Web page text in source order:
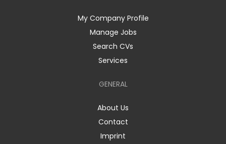
My Company Profile
Manage Jobs
Search CVs
Services
GENERAL
About Us
Contact
Imprint